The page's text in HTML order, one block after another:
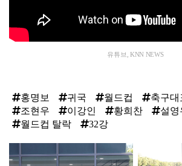
유튜브, KNN NEWS
홍명보 귀국 월드컵 축구대
조현우
이강인 황희찬 설영
월드컵 탈락
32강
라